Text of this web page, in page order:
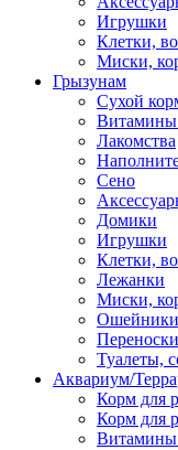
Игрушки
Клетки,
Миски,
Грызунам
Сухой
Витамины
Лакомства
Сено
Домики
Игрушки
Клетки,
Лежанки
Миски,
Ошейники
Туалеты,
Аквариум/
Корм для
Корм для
Витамины